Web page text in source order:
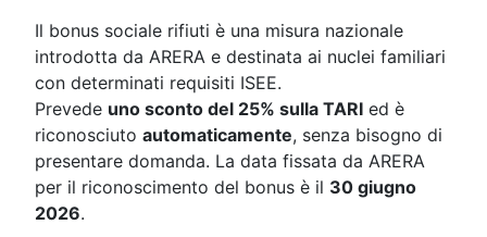
Il bonus sociale rifiuti è una misura nazionale
introdotta da ARERA e destinata ai nuclei familiari
con determinati requisiti ISEE.
Prevede uno sconto del 25% sulla TARI ed è
riconosciuto automaticamente, senza bisogno di
presentare domanda. La data fissata da ARERA
per il riconoscimento del bonus è il 30 giugno
2026.